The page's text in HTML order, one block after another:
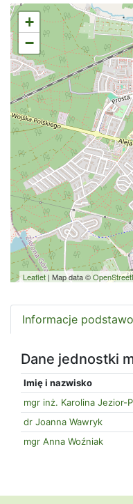
+
−
Leaflet | Map data ©
Informacje
Dane jednostki
Imię i nazwisko
mgr inż. Karolina Jezior-
dr Joanna Wawryk
mgr Anna Woźniak